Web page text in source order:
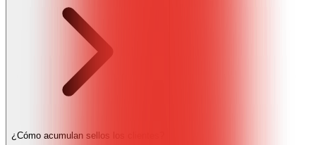
¿Cómo acumulan sellos los clientes?